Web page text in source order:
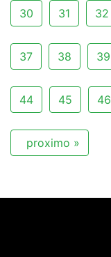
30 31 32
37 38 39
44 45 46
proximo »